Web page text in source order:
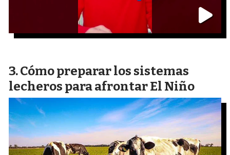
Cómo preparar los sistemas
lecheros para afrontar El Niño